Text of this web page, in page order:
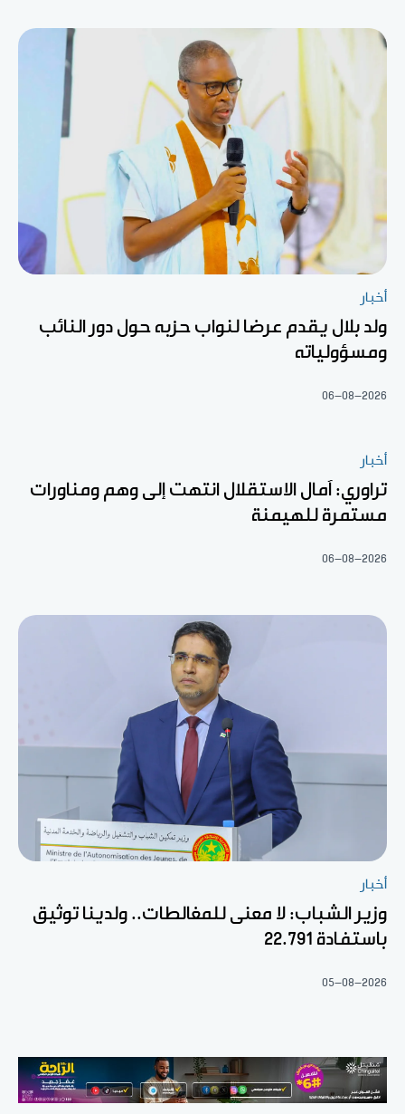
أخبار
ولد بلال يقدم عرضا لنواب حزبه حول دور النائب
ومسؤولياته
06-08-2026
أخبار
تراوري: آمال الاستقلال انتهت إلى وهم ومناورات
مستمرة للهيمنة
06-08-2026
أخبار
وزير الشباب: لا معنى للمغالطات.. ولدينا توثيق
باستفادة 22.791
05-08-2026